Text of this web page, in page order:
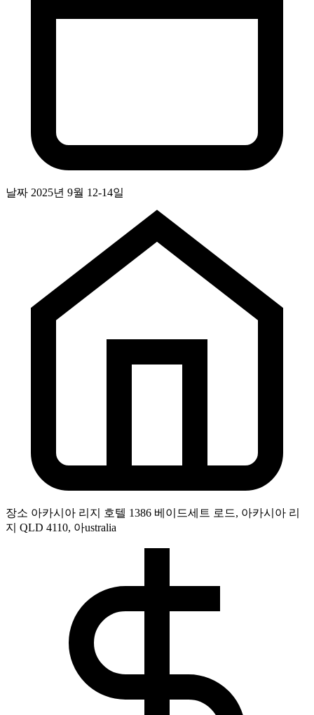
날짜 2025년 9월 12-14일
장소 아카시아 리지 호텔 1386 베이드세트 로드, 아카시아 리
지 QLD 4110, 아ustralia